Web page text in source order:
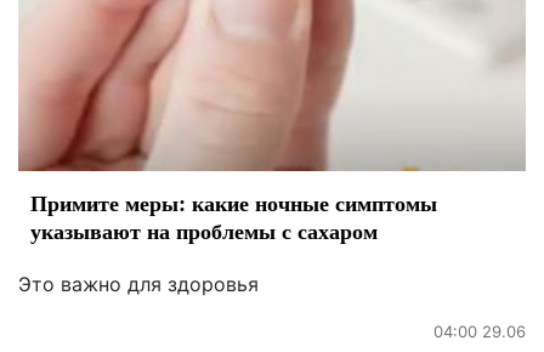
Примите меры: какие ночные симптомы
указывают на проблемы с сахаром
Это важно для здоровья
04:00 29.06